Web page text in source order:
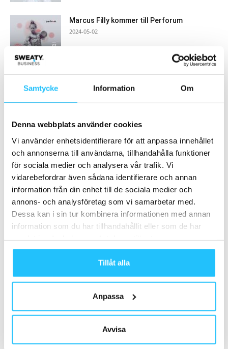
Samtycke Information Om
Denna webbplats använder cookies
Vi använder enhetsidentifierare för att anpassa innehållet
och annonserna till användarna, tillhandahålla funktioner
för sociala medier och analysera vår trafik. Vi
vidarebefordrar även sådana identifierare och annan
information från din enhet till de sociala medier och
annons- och analysföretag som vi samarbetar med.
Dessa kan i sin tur kombinera informationen med annan
information som du har tillhandahållit eller som de har
Tillåt alla
Anpassa
Avvisa
Marcus Filly kommer till Perforum
2024-05-02
EGYM köper upp aggregatorn Hussle –
företagshälsomarknaden
2024-03-28
Ladda fler
HETAST JUST NU
Brands